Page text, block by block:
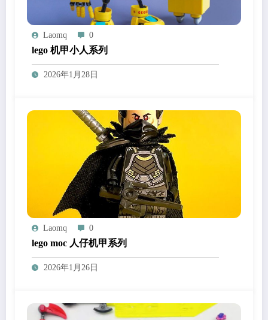
Laomq 0
lego 机甲小人系列
2026年1月28日
Laomq 0
lego moc 人仔机甲系列
2026年1月26日